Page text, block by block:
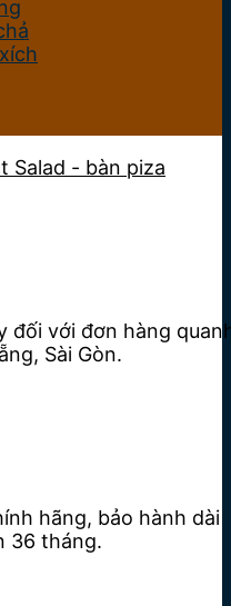
Salad - bàn piza
đối với đơn hàng
Sài Gòn.
hãng, bảo hành dài
36 tháng.